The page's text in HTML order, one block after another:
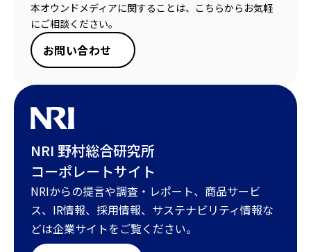
本オウンドメディアに関することは、こちらからお気軽
にご相談ください。
お問い合わせ
NRI 野村総合研究所
コーポレートサイト
NRIからの提言や調査・レポート、商品サービ
ス、IR情報、採用情報、サステナビリティ情報な
どは企業サイトをご覧ください。